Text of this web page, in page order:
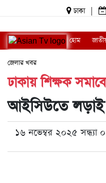
ঢাকা
হোম
জেলার খবর
ঢাকায় শিক্ষক
আইসিউতে লড়াই
১৬ নভেম্বর ২০২৫